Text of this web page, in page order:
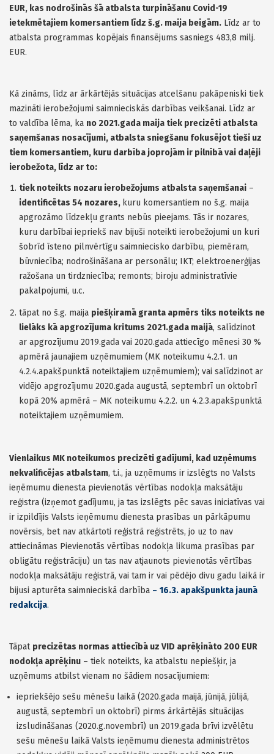
EUR, kas nodrošinās šā atbalsta turpināšanu Covid-19
ietekmētajiem komersantiem līdz š.g. maija beigām. Līdz ar to
atbalsta programmas kopējais finansējums sasniegs 483,8 milj.
EUR.
Kā zināms, līdz ar ārkārtējās situācijas atcelšanu pakāpeniski tiek
mazināti ierobežojumi saimnieciskās darbības veikšanai. Līdz ar
to valdība lēma, ka no 2021.gada maija tiek precizēti atbalsta
saņemšanas nosacījumi, atbalsta sniegšanu fokusējot tieši uz
tiem komersantiem, kuru darbība joprojām ir pilnībā vai daļēji
ierobežota, līdz ar to:
tiek noteikts nozaru ierobežojums atbalsta saņemšanai –
identificētas 54 nozares, kuru komersantiem no š.g. maija
apgrozāmo līdzekļu grants nebūs pieejams. Tās ir nozares,
kuru darbībai iepriekš nav bijuši noteikti ierobežojumi un kuri
šobrīd īsteno pilnvērtīgu saimniecisko darbību, piemēram,
būvniecība; nodrošināšana ar personālu; IKT; elektroenerģijas
ražošana un tirdzniecība; remonts; biroju administratīvie
pakalpojumi, u.c.
tāpat no š.g. maija piešķiramā granta apmērs tiks noteikts ne
lielāks kā apgrozījuma kritums 2021.gada maijā, salīdzinot
ar apgrozījumu 2019.gada vai 2020.gada attiecīgo mēnesi 30 %
apmērā jaunajiem uzņēmumiem (MK noteikumu 4.2.1. un
4.2.4.apakšpunktā noteiktajiem uzņēmumiem); vai salīdzinot ar
vidējo apgrozījumu 2020.gada augustā, septembrī un oktobrī
kopā 20% apmērā – MK noteikumu 4.2.2. un 4.2.3.apakšpunktā
noteiktajiem uzņēmumiem.
Vienlaikus MK noteikumos precizēti gadījumi, kad uzņēmums
nekvalificējas atbalstam, t.i., ja uzņēmums ir izslēgts no Valsts
ieņēmumu dienesta pievienotās vērtības nodokļa maksātāju
reģistra (izņemot gadījumu, ja tas izslēgts pēc savas iniciatīvas vai
ir izpildījis Valsts ieņēmumu dienesta prasības un pārkāpumu
novērsis, bet nav atkārtoti reģistrā reģistrēts, jo uz to nav
attiecināmas Pievienotās vērtības nodokļa likuma prasības par
obligātu reģistrāciju) un tas nav atjaunots pievienotās vērtības
nodokļa maksātāju reģistrā, vai tam ir vai pēdējo divu gadu laikā ir
bijusi apturēta saimnieciskā darbība – 16.3. apakšpunkta jaunā
redakcija.
Tāpat precizētas normas attiecībā uz VID aprēķināto 200 EUR
nodokļa aprēķinu – tiek noteikts, ka atbalstu nepiešķir, ja
uzņēmums atbilst vienam no šādiem nosacījumiem:
iepriekšējo sešu mēnešu laikā (2020.gada maijā, jūnijā, jūlijā,
augustā, septembrī un oktobrī) pirms ārkārtējās situācijas
izsludināšanas (2020.g.novembrī) un 2019.gada brīvi izvēlētu
sešu mēnešu laikā Valsts ieņēmumu dienesta administrētos